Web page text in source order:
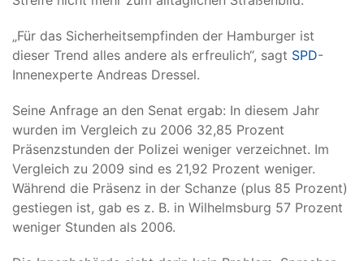
„Für das Sicherheitsempfinden der Hamburger ist
dieser Trend alles andere als erfreulich“, sagt SPD-
Innenexperte Andreas Dressel.
Seine Anfrage an den Senat ergab: In diesem Jahr
wurden im Vergleich zu 2006 32,85 Prozent
Präsenzstunden der Polizei weniger verzeichnet. Im
Vergleich zu 2009 sind es 21,92 Prozent weniger.
Während die Präsenz in der Schanze (plus 85 Prozent)
gestiegen ist, gab es z. B. in Wilhelmsburg 57 Prozent
weniger Stunden als 2006.